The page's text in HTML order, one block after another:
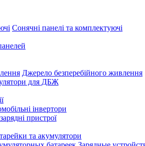
Сонячні панелі та комплектуючі
Джерело безперебійного живлення
для ДБЖ
інвертори
пристрої
та акумулятори